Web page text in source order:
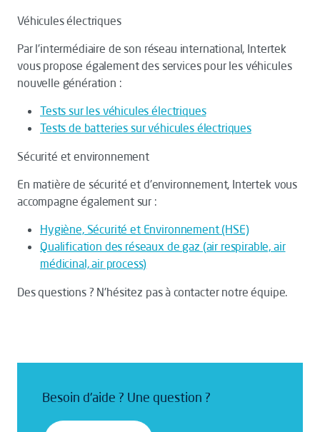
Véhicules électriques
Par l'intermédiaire de son réseau international, Intertek
vous propose également des services pour les véhicules
nouvelle génération :
Tests sur les véhicules électriques
Tests de batteries sur véhicules électriques
Sécurité et environnement
En matière de sécurité et d'environnement, Intertek vous
accompagne également sur :
Hygiène, Sécurité et Environnement (HSE)
Qualification des réseaux de gaz (air respirable, air
médicinal, air process)
Des questions ? N'hésitez pas à contacter notre équipe.
Besoin d'aide ? Une question ?